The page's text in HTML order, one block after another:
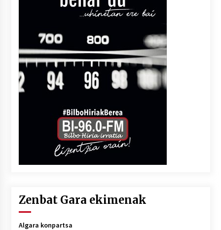
Zenbat Gara ekimenak
Algara konpartsa